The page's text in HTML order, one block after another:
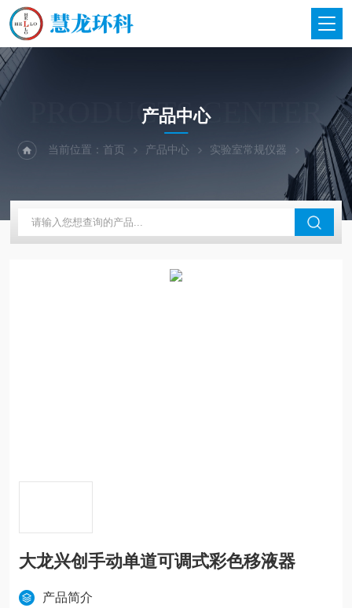
PRODUCTS CENTER
产品中心
当前位置：首页 产品中心 实验室常规仪器 大龙兴创
大龙兴创手动单道可调式彩色移液器
产品简介